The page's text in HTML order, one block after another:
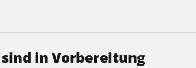
sind in Vorbereitung